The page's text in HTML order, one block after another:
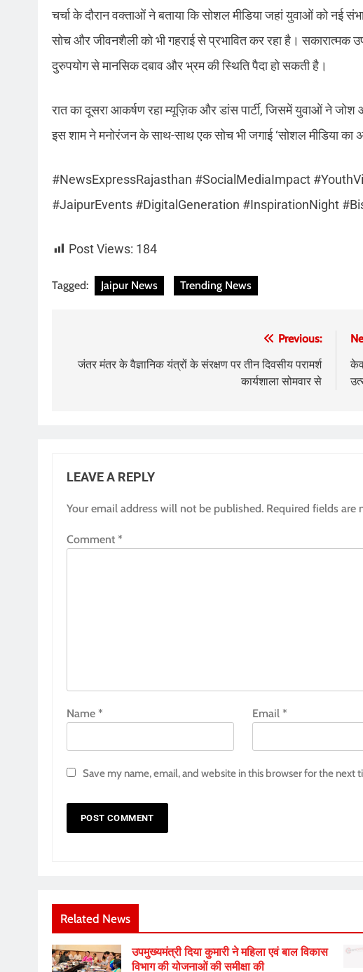
चर्चा के दौरान वक्ताओं ने बताया कि सोशल मीडिया जहां युवाओं को नई
सोच और जीवनशैली को भी गहराई से प्रभावित कर रहा है।
दुरुपयोग से मानसिक दबाव और भ्रम की स्थिति पैदा हो सकती है।
रात का दूसरा आकर्षण रहा म्यूज़िक और डांस पार्टी, जिसमें युवाओं ने
इस शाम ने मनोरंजन के साथ-साथ एक सोच भी जगाई ‘सोशल मीडिया का
#NewsExpressRajasthan #SocialMediaImpact
#JaipurEvents #DigitalGeneration #InspirationNight
Post Views: 184
Tagged: Jaipur News Trending News
navigation
Previous:
जंतर मंतर के वैज्ञानिक यंत्रों के संरक्षण पर तीन दिवसीय परामर्श
कार्यशाला सोमवार से
LEAVE A REPLY
Your email address will not be published. Required fields are
Comment *
Name * Email*
Save my name, email, and website in this browser for the next
Related News
उपमुख्यमंत्री दिया कुमारी ने महिला एवं बाल विकास
विभाग की योजनाओं की समीक्षा की